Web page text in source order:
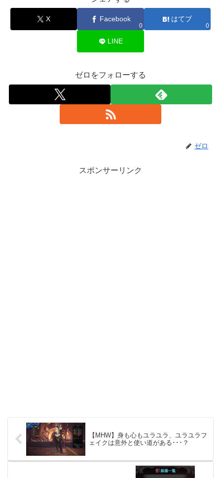
X Facebook
0
はてブ
0
LINE
ゼロをフォローする
ゼロ
スポンサーリンク
【MHW】身も心もユラユラ、ユラユラフ
ェイクは意外と使い道がある･･･？